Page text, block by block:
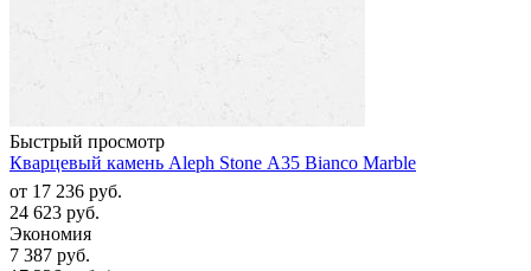
Быстрый просмотр
Кварцевый камень Aleph Stone А35 Bianco Marble
от 17 236 руб.
24 623 руб.
Экономия
7 387 руб.